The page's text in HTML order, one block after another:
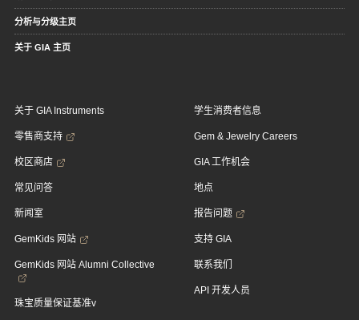
分析与分级主页
关于 GIA 主页
关于 GIA Instruments
零售商支持
校区商店
常见问答
新闻室
GemKids 网站
GemKids 网站 Alumni Collective
珠宝质量保证基准v
学生消费者信息
Gem & Jewelry Careers
GIA 工作机会
地点
报告问题
支持 GIA
联系我们
API 开发人员